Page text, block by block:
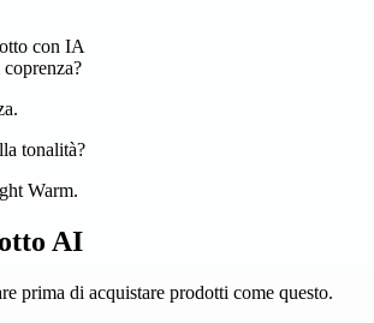
con IA
tonalità?
Warm.
AI
prima di acquistare prodotti come questo.